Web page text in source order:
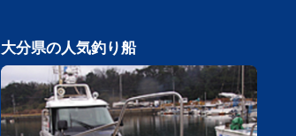
大分県の人気釣り船